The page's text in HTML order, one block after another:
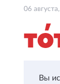
06
Вы